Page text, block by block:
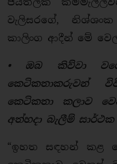
වැලිසරගේ,
කාලිංග ආදීන් මේ
• ඔබ කිව්වා
කෙටිකතාකරුවන්
කෙටිකතා කලාව
අත්හදා බැලීම්
“ඉහත සඳහන් කළ